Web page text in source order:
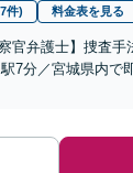
件) 料金表を見る
官弁護士】捜査
7分／宮城県内